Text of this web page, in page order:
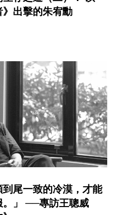
》出擊的朱宥勳
到尾一致的冷漠，才能
。」 ──專訪王聰威